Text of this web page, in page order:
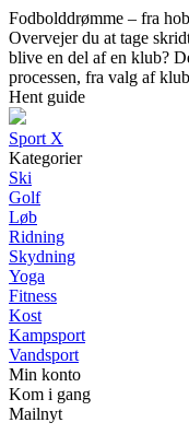
Fodbolddrømme – fra
Overvejer du at tage
blive en del af en klub?
processen, fra valg af
Hent guide
Sport X
Kategorier
Ski
Golf
Løb
Ridning
Skydning
Yoga
Fitness
Kost
Kampsport
Vandsport
Min konto
Kom i gang
Mailnyt